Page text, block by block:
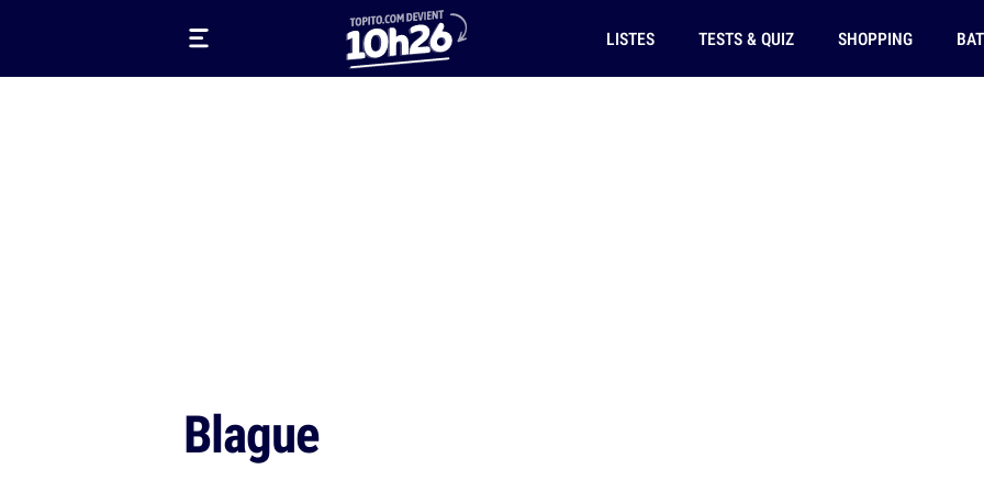
LISTES TESTS & QUIZ SHOPPING
Blague